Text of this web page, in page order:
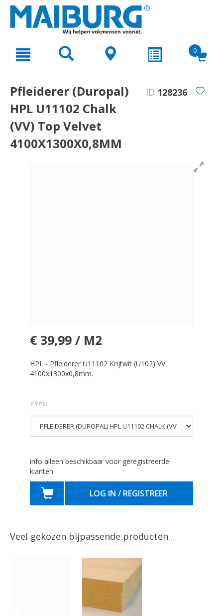
text.skipToNavigation
0
Pfleiderer (Duropal)
HPL U11102 Chalk
(VV) Top Velvet
4100X1300X0,8MM
ID 128236
€ 39,99 / M2
HPL - Pfleiderer U11102 Krijtwit (U102) VV
4100x1300x0,8mm.
TYPE:
info alleen beschikbaar voor geregistreerde
klanten
LOG IN / REGISTREER
Veel gekozen bijpassende producten...